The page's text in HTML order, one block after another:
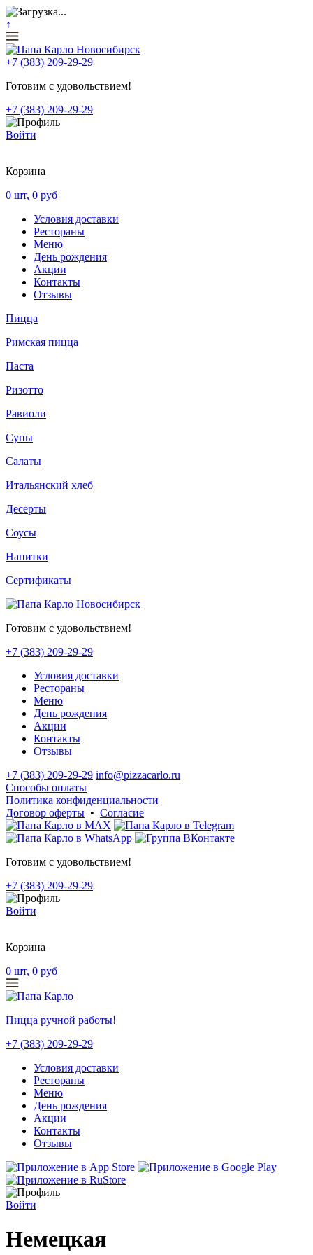
↑
+7 (383) 209-29-29
Готовим с удовольствием!
+7 (383) 209-29-29
Войти
Корзина
0 шт, 0 руб
Условия доставки
Рестораны
Меню
День рождения
Акции
Контакты
Отзывы
Пицца
Римская пицца
Паста
Ризотто
Равиоли
Супы
Салаты
Итальянский хлеб
Десерты
Соусы
Напитки
Сертификаты
Готовим с удовольствием!
+7 (383) 209-29-29
Условия доставки
Рестораны
Меню
День рождения
Акции
Контакты
Отзывы
+7 (383) 209-29-29 info@pizzacarlo.ru
Способы оплаты
Политика конфиденциальности
Договор оферты • Согласие
Готовим с удовольствием!
+7 (383) 209-29-29
Войти
Корзина
0 шт, 0 руб
Пицца ручной работы!
+7 (383) 209-29-29
Условия доставки
Рестораны
Меню
День рождения
Акции
Контакты
Отзывы
Войти
Немецкая